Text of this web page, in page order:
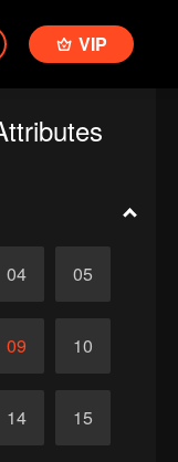
VIP
04 05
09 10
14 15